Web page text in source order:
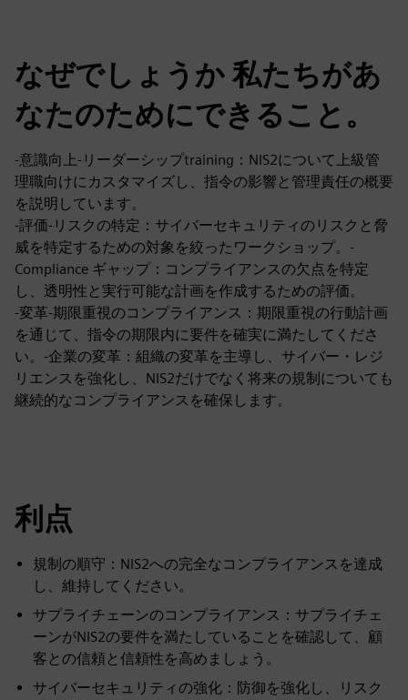
なぜでしょうか 私たちがあ
なたのためにできること。
-意識向上-リーダーシップtraining：NIS2について上級管
理職向けにカスタマイズし、指令の影響と管理責任の概要
を説明しています。
-評価-リスクの特定：サイバーセキュリティのリスクと脅
威を特定するための対象を絞ったワークショップ。-
Compliance ギャップ：コンプライアンスの欠点を特定
し、透明性と実行可能な計画を作成するための評価。
-変革-期限重視のコンプライアンス：期限重視の行動計画
を通じて、指令の期限内に要件を確実に満たしてくださ
い。-企業の変革：組織の変革を主導し、サイバー・レジ
リエンスを強化し、NIS2だけでなく将来の規制についても
継続的なコンプライアンスを確保します。
利点
規制の順守：NIS2への完全なコンプライアンスを達成
し、維持してください。
サプライチェーンのコンプライアンス：サプライチェ
ーンがNIS2の要件を満たしていることを確認して、顧
客との信頼と信頼性を高めましょう。
サイバーセキュリティの強化：防御を強化し、リスク